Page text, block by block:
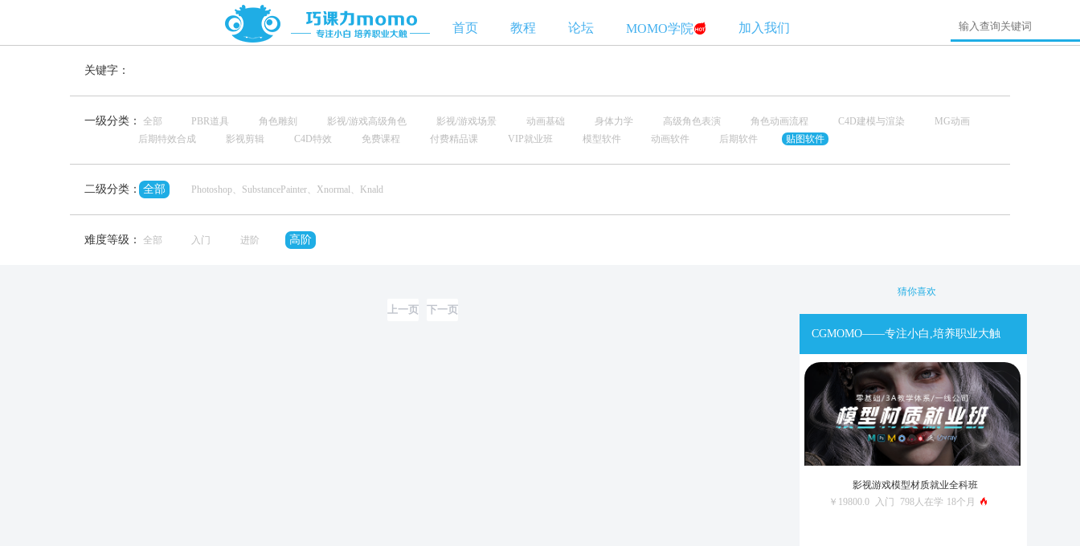
首页 教程 论坛 MOMO学院 加入我们
关键字：
一级分类： 全部 PBR道具 角色雕刻 影视/游戏高级角色 影视/游戏场景 动画基础 身体力学 高级角色表演 角色动画流程 C4D建模与渲染
MG动画
后期特效合成
影视剪辑 C4D特效 免费课程 付费精品课 VIP就业班 模型软件 动画软件 后期软件 贴图软件
二级分类： 全部 Photoshop、SubstancePainter、Xnormal、Knald
难度等级： 全部 入门 进阶 高阶
上一页 下一页
猜你喜欢
CGMOMO——专注小白,培养职业大触
影视游戏模型材质就业全科班
￥19800.0
入门 798人在学 18个月